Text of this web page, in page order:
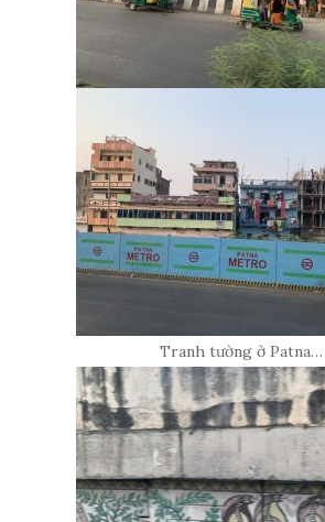
Tranh tường ở Patna…